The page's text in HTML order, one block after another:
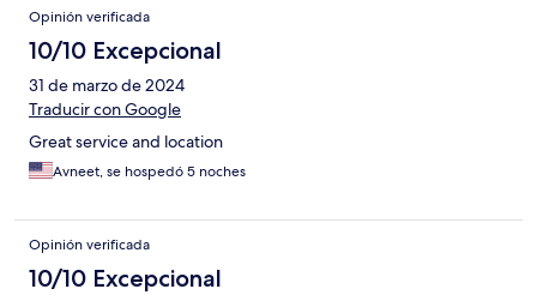
Opinión verificada
10/10 Excepcional
31 de marzo de 2024
Traducir con Google
Great service and location
Avneet, se hospedó 5 noches
Opinión verificada
10/10 Excepcional